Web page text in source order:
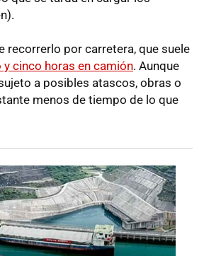
recorrerlo por carretera, que suele
cinco horas en camión. Aunque
a posibles atascos, obras o
menos de tiempo de lo que